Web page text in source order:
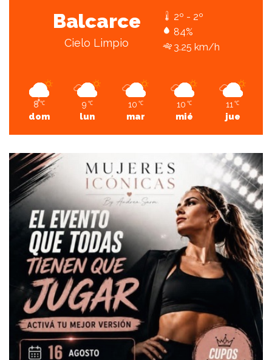
Balcarce
Cielo Limpio
2º - 2º
84%
3.25 km/h
8 ℃
dom
9 ℃
lun
10 ℃
mar
10 ℃
mié
11 ℃
jue